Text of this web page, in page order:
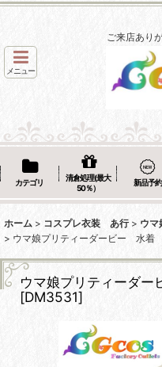
ご来店あり
メニュー
カテゴリ
清倉処理(最大
50％）
新品予約
ホーム > コスプレ衣装 あ行 > ウマ
> ウマ娘プリティーダービー 水着
ウマ娘プリティーダ
[DM3531]